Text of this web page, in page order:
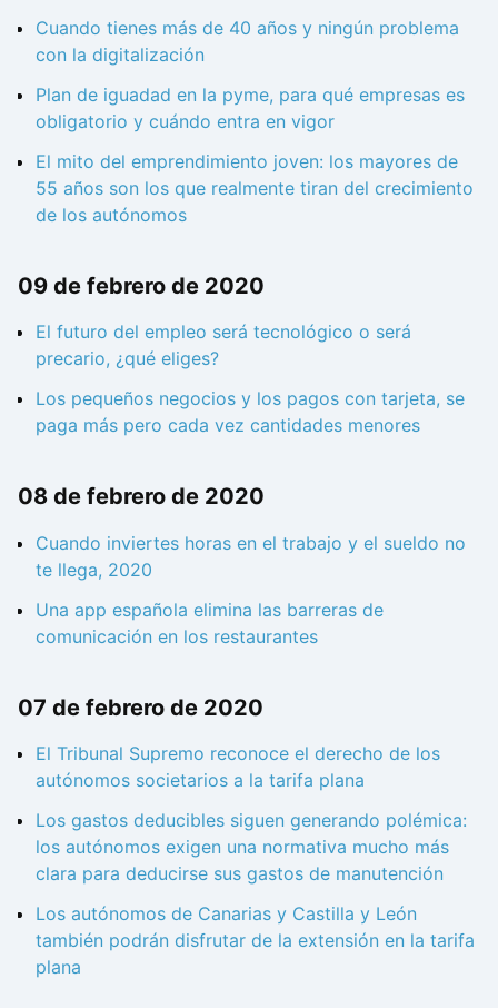
Cuando tienes más de 40 años y ningún problema
con la digitalización
Plan de iguadad en la pyme, para qué empresas es
obligatorio y cuándo entra en vigor
El mito del emprendimiento joven: los mayores de
55 años son los que realmente tiran del crecimiento
de los autónomos
09 de febrero de 2020
El futuro del empleo será tecnológico o será
precario, ¿qué eliges?
Los pequeños negocios y los pagos con tarjeta, se
paga más pero cada vez cantidades menores
08 de febrero de 2020
Cuando inviertes horas en el trabajo y el sueldo no
te llega, 2020
Una app española elimina las barreras de
comunicación en los restaurantes
07 de febrero de 2020
El Tribunal Supremo reconoce el derecho de los
autónomos societarios a la tarifa plana
Los gastos deducibles siguen generando polémica:
los autónomos exigen una normativa mucho más
clara para deducirse sus gastos de manutención
Los autónomos de Canarias y Castilla y León
también podrán disfrutar de la extensión en la tarifa
plana